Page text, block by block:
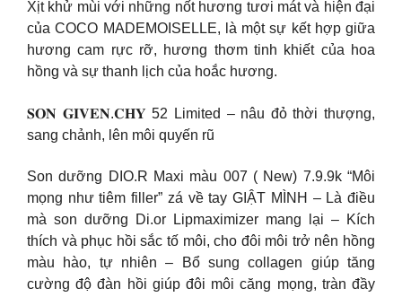
Xịt khử mùi với những nốt hương tươi mát và hiện đại
của COCO MADEMOISELLE, là một sự kết hợp giữa
hương cam rực rỡ, hương thơm tinh khiết của hoa
hồng và sự thanh lịch của hoắc hương.
𝐒𝐎𝐍 𝐆𝐈𝐕𝐄𝐍.𝐂𝐇𝐘 52 Limited – nâu đỏ thời thượng,
sang chảnh, lên môi quyến rũ
Son dưỡng DIO.R Maxi màu 007 ( New) 7.9.9k “Môi
mọng như tiêm filler” zá về tay GIẬT MÌNH – Là điều
mà son dưỡng Di.or Lipmaximizer mang lại – Kích
thích và phục hồi sắc tố môi, cho đôi môi trở nên hồng
màu hào, tự nhiên – Bổ sung collagen giúp tăng
cường độ đàn hồi giúp đôi môi căng mọng, tràn đầy